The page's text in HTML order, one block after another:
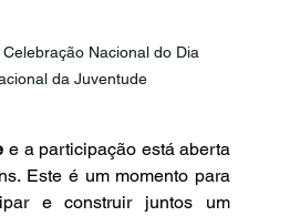
Nacional do Dia
da Juventude
e a participação está aberta
Este é um momento para
e construir juntos um